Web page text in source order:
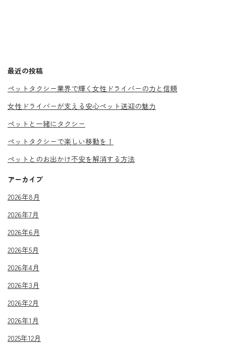
最近の投稿
ペットタクシー業界で輝く女性ドライバーの力と信頼
女性ドライバーが支える安心ペット送迎の魅力
ペットと一緒にタクシー
ペットタクシーで楽しい移動を！
ペットとのお出かけ不安を解消する方法
アーカイブ
2026年8月
2026年7月
2026年6月
2026年5月
2026年4月
2026年3月
2026年2月
2026年1月
2025年12月